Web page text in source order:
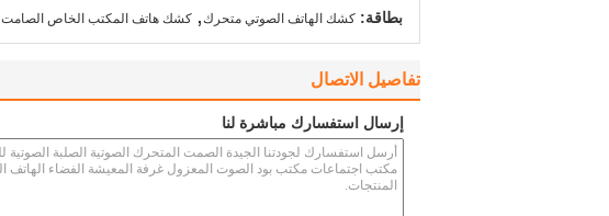
بطاقة: كشك الهاتف الصوتي متحرك, كشك هاتف المكتب الخاص الصامت
تفاصيل الاتصال
إرسال استفسارك مباشرة لنا